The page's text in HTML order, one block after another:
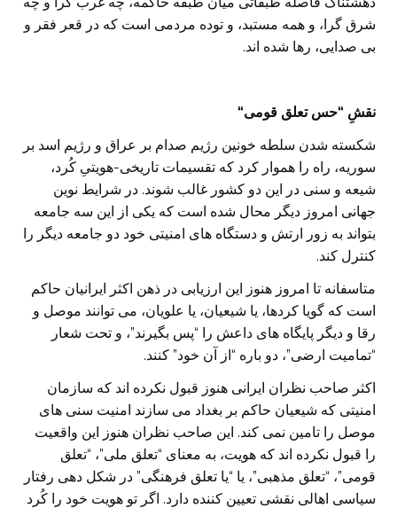
شرق گرا، و همه مستبد، و توده مردمی است که در قعر فقر و
بی صدایی، رها شده اند.
نقشِ “حس تعلق قومی“
شکسته شدن سلطه خونین رژیم صدام بر عراق و رژیم اسد بر
سوریه، راه را هموار کرد که تقسیمات تاریخی-هویتیِ کُرد،
شیعه و سنی در این دو کشور غالب شوند. در شرایط نوین
جهانی امروز دیگر محال شده است که یکی از این سه جامعه
بتواند به زور ارتش و دستگاه های امنیتی خود دو جامعه دیگر را
کنترل کند.
متاسفانه تا امروز هنوز این ارزیابی در ذهن اکثر ایرانیان حاکم
است که گویا کردها، یا شیعیان، یا علویان، می توانند موصل و
رقا و دیگر پایگاه های داعش را “پس بگیرند”، و تحت شعار
“تمامیت ارضی”، دو باره “از آن خود” کنند.
اکثر صاحب نظران ایرانی هنوز قبول نکرده اند که سازمان
امنیتی که شیعیان حاکم بر بغداد می سازند امنیت سنی های
موصل را تامین نمی کند. این صاحب نظران هنوز این واقعیت
را قبول نکرده اند که هویت، به معنای “تعلق ملی”، “تعلق
قومی”، “تعلق مذهبی”‌، یا “یا تعلق فرهنگی” در شکل دهی رفتار
سیاسی اهالی نقشی تعیین کننده دارد. اگر تو هویت خود را کُرد